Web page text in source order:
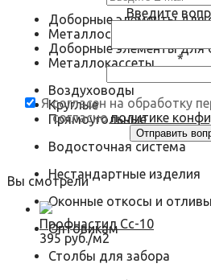
Введите
*
Я согласен на обработку
согласнополитике
Вы смотрели
Профнастил Сс-10
395 руб./м2
Доборные элементы для
Металлосайдинг
Доборные элементы для
Металлокассеты
Воздуховоды
Круглые
Прямоугольные
Водосточная система
Нестандартные изделия
Оконные откосы и отливы
Оптовикам
Столбы для забора